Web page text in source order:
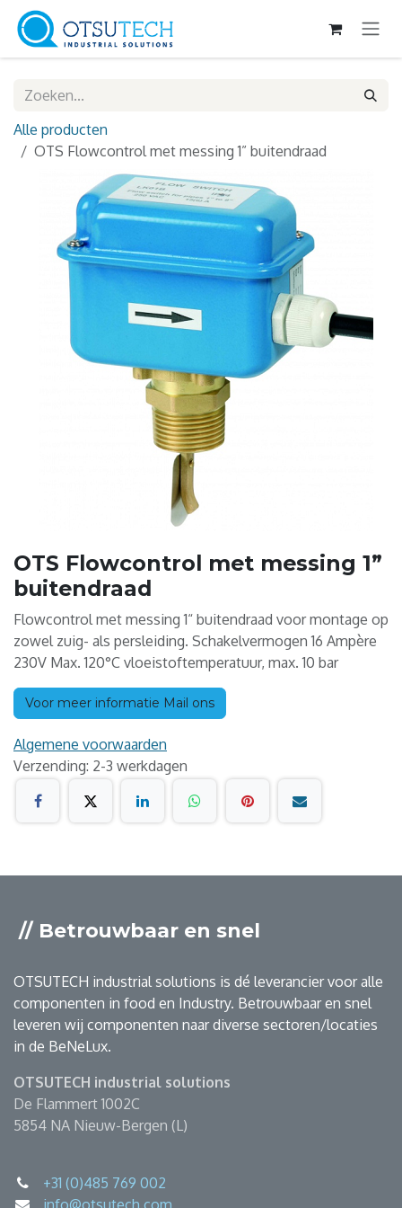
Overslaan naar inhoud
Alle producten
OTS Flowcontrol met messing 1” buitendraad
OTS Flowcontrol met messing 1”
buitendraad
Flowcontrol met messing 1“ buitendraad voor montage op
zowel zuig- als persleiding. Schakelvermogen 16 Ampère
230V Max. 120°C vloeistoftemperatuur, max. 10 bar
Voor meer informatie Mail ons
Algemene voorwaarden
Verzending: 2-3 werkdagen
// Betrouwbaar en snel
OTSUTECH industrial solutions is dé leverancier voor alle
componenten in food en Industry. Betrouwbaar en snel
leveren wij componenten naar diverse sectoren/locaties
in de BeNeLux.
OTSUTECH industrial solutions
De Flammert 1002C
5854 NA Nieuw-Bergen (L)
+31 (0)485 769 002